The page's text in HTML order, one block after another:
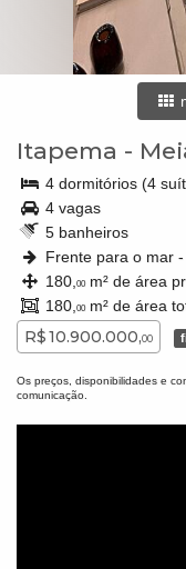
Itapema -
4 dormitórios (4
4 vagas
5 banheiros
Frente para o mar
180, 00m² de área
180, 00m² de área
R$ 10.900.000,00
Os preços, disponibilidades e
comunicação.